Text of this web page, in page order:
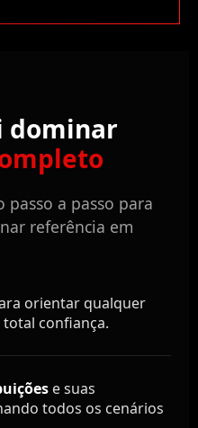
dominar
passo a passo para
referência em
orientar qualquer
confiança.
e suas
todos os cenários